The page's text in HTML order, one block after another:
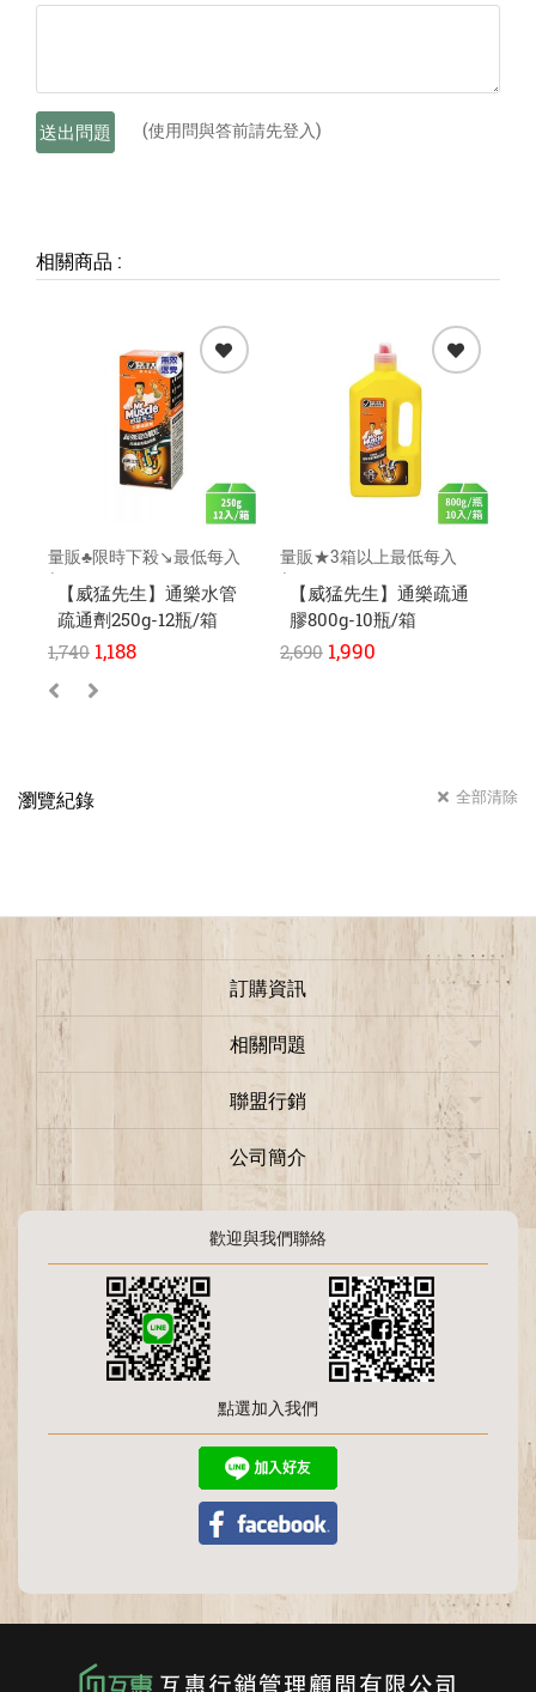
送出問題 (使用問與答前請先登入)
相關商品 :
量販♣限時下殺↘️最低每入
$95元
【威猛先生】通樂水管
疏通劑250g-12瓶/箱
1,740 1,188
量販★3箱以上最低每入
$189元
【威猛先生】通樂疏通
膠800g-10瓶/箱
2,690 1,990
瀏覽紀錄 全部清除
訂購資訊
相關問題
聯盟行銷
公司簡介
歡迎與我們聯絡
點選加入我們